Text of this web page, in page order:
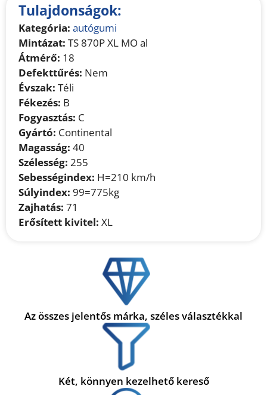
Tulajdonságok:
Kategória: autógumi
Mintázat: TS 870P XL MO al
Átmérő: 18
Defekttűrés: Nem
Évszak: Téli
Fékezés: B
Fogyasztás: C
Gyártó: Continental
Magasság: 40
Szélesség: 255
Sebességindex: H=210 km/h
Súlyindex: 99=775kg
Zajhatás: 71
Erősített kivitel: XL
Az összes jelentős márka, széles választékkal
Két, könnyen kezelhető kereső